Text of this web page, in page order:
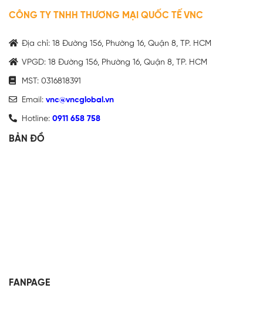
CÔNG TY TNHH THƯƠNG MẠI QUỐC TẾ VNC
Địa chỉ: 18 Đường 156, Phường 16, Quận 8, TP. HCM
VPGD: 18 Đường 156, Phường 16, Quận 8, TP. HCM
MST: 0316818391
Email: vnc@vncglobal.vn
Hotline: 0911 658 758
BẢN ĐỒ
FANPAGE